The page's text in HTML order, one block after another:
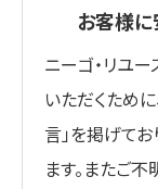
お客様
ニーゴ・リユ
いただくため
言」を掲げて
ます。またご